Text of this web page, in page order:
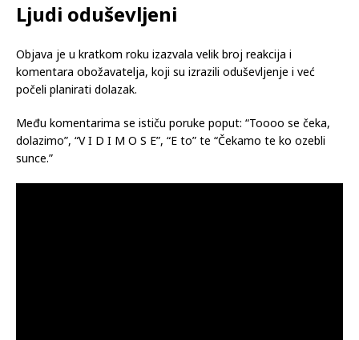
Ljudi oduševljeni
Objava je u kratkom roku izazvala velik broj reakcija i
komentara obožavatelja, koji su izrazili oduševljenje i već
počeli planirati dolazak.
Među komentarima se ističu poruke poput: “Toooo se čeka,
dolazimo”, “V I D I M O S E”, “E to” te “Čekamo te ko ozebli
sunce.”